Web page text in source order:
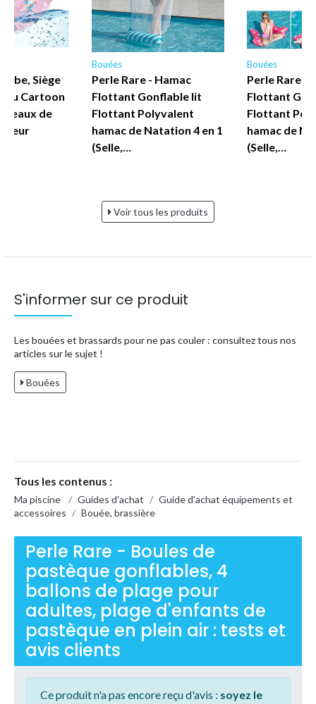
Siège
Cartoon
de
Bouées
Perle Rare - Hamac
Flottant Gonflable lit
Flottant Polyvalent
hamac de Natation 4 en 1
(Selle,…
Bouées
Perle Rare -
Flottant
Flottant
hamac de
(Selle,…
Voir tous les produits
S'informer sur ce produit
Les bouées et brassards pour ne pas couler : consultez tous nos
articles sur le sujet !
Bouées
Tous les contenus :
Ma piscine / Guides d'achat / Guide d'achat équipements et
accessoires / Bouée, brassière
Perle Rare - Boules de
pastèque gonflables, 4
ballons de plage pour
adultes, plage d'enfants de
pastèque en plein air : tests et
avis clients
Ce produit n'a pas encore reçu d'avis : soyez le